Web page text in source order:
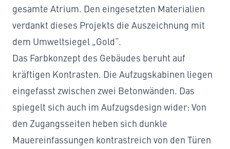
gesamte Atrium. Den eingesetzten Materialien
verdankt dieses Projekts die Auszeichnung mit
dem Umweltsiegel „Gold“.
Das Farbkonzept des Gebäudes beruht auf
kräftigen Kontrasten. Die Aufzugskabinen liegen
eingefasst zwischen zwei Betonwänden. Das
spiegelt sich auch im Aufzugsdesign wider: Von
den Zugangsseiten heben sich dunkle
Mauereinfassungen kontrastreich von den Türen